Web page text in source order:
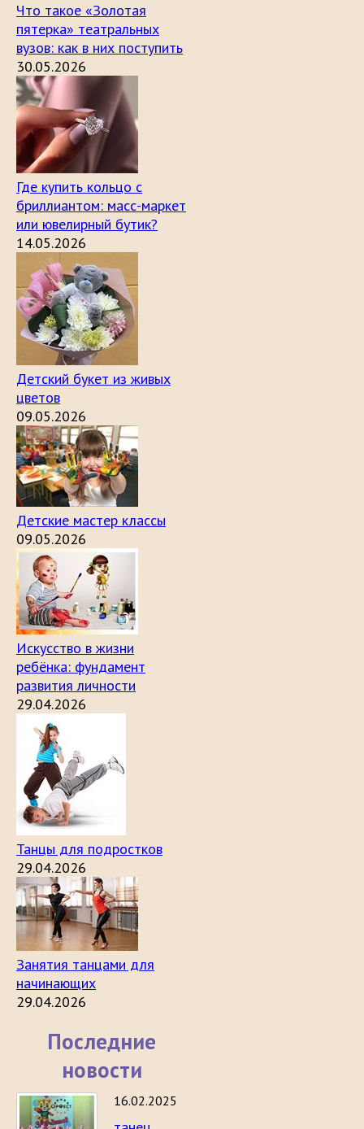
Что такое «Золотая
пятерка» театральных
вузов: как в них поступить
30.05.2026
Где купить кольцо с
бриллиантом: масс-маркет
или ювелирный бутик?
14.05.2026
Детский букет из живых
цветов
09.05.2026
Детские мастер классы
09.05.2026
Искусство в жизни
ребёнка: фундамент
развития личности
29.04.2026
Танцы для подростков
29.04.2026
Занятия танцами для
начинающих
29.04.2026
Последние
новости
16.02.2025